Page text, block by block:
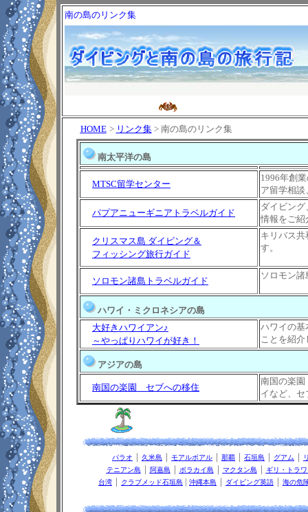
南の島のリンク集
HOME > リンク集> 南の島のリンク集
南太平洋の島
MTSC留学センター
1996年創
ア留学相
パプアニューギニアトラベルガイド
ダイビン
情報をご紹
クリスマス島 ダイビング＆
フィッシング旅行ガイド
キリバス
す。
ソロモン諸島トラベルガイド
ソロモン
ハワイ・ミクロネシアの島
大好きハワイアン♪
～やっぱりハワイが好き！
ハワイの基
ことを紹
アジアの島
南国の楽園 セブへの移住
南国の楽
イなど、
パラオ ｜ 久米島 ｜ モアルボアル ｜ 那覇 ｜ 石垣島 ｜ グアム ｜
テニアン島
｜ 阿嘉島 ｜ ボラカイ島 ｜ マクタン島 ｜
ギリ・トラ
台湾 ｜ クラブメッド石垣島 | 沖縄本島 ｜ ダイビング英語 ｜ 海の危